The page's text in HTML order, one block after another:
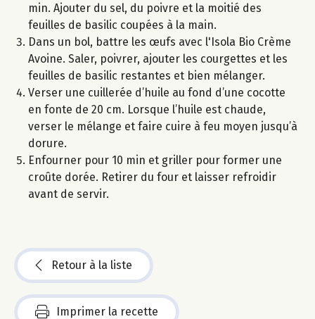
min. Ajouter du sel, du poivre et la moitié des
feuilles de basilic coupées à la main.
Dans un bol, battre les œufs avec l'Isola Bio Crème
Avoine. Saler, poivrer, ajouter les courgettes et les
feuilles de basilic restantes et bien mélanger.
Verser une cuillerée d’huile au fond d’une cocotte
en fonte de 20 cm. Lorsque l’huile est chaude,
verser le mélange et faire cuire à feu moyen jusqu’à
dorure.
Enfourner pour 10 min et griller pour former une
croûte dorée. Retirer du four et laisser refroidir
avant de servir.
Retour à la liste
Imprimer la recette